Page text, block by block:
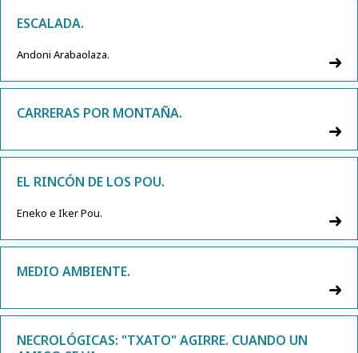
ESCALADA.
Andoni Arabaolaza.
CARRERAS POR MONTAÑA.
EL RINCÓN DE LOS POU.
Eneko e Iker Pou.
MEDIO AMBIENTE.
NECROLÓGICAS: "TXATO" AGIRRE. CUANDO UN